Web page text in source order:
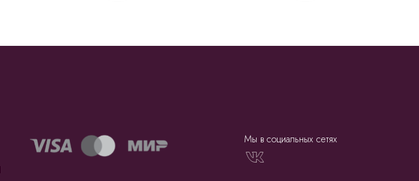
Мы в социальных сетях